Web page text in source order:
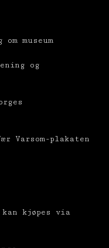
museum
og
Varsom-plakaten
kan kjøpes via